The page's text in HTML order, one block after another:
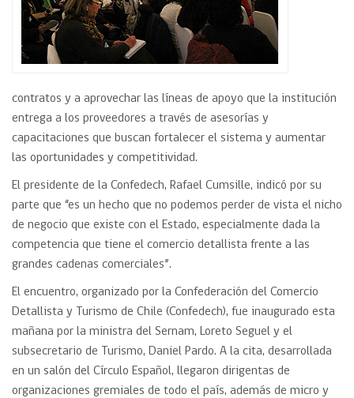
contratos y a aprovechar las líneas de apoyo que la institución
entrega a los proveedores a través de asesorías y
capacitaciones que buscan fortalecer el sistema y aumentar
las oportunidades y competitividad.
El presidente de la Confedech, Rafael Cumsille, indicó por su
parte que “es un hecho que no podemos perder de vista el nicho
de negocio que existe con el Estado, especialmente dada la
competencia que tiene el comercio detallista frente a las
grandes cadenas comerciales”.
El encuentro, organizado por la Confederación del Comercio
Detallista y Turismo de Chile (Confedech), fue inaugurado esta
mañana por la ministra del Sernam, Loreto Seguel y el
subsecretario de Turismo, Daniel Pardo. A la cita, desarrollada
en un salón del Círculo Español, llegaron dirigentas de
organizaciones gremiales de todo el país, además de micro y